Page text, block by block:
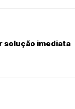
solução imediata